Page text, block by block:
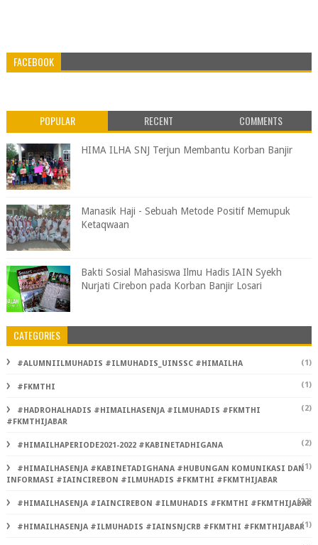
FACEBOOK
POPULAR RECENT COMMENTS
HIMA ILHA SNJ Terjun Membantu Korban Banjir
Manasik Haji - Sebuah Metode Positif Memupuk
Ketaqwaan
Bakti Sosial Mahasiswa Ilmu Hadis IAIN Syekh
Nurjati Cirebon pada Korban Banjir Losari
CATEGORIES
#ALUMNIILMUHADIS #ILMUHADIS_UINSSC #HIMAILHA (1)
#FKMTHI (1)
#HADROHALHADIS #HIMAILHASENJA #ILMUHADIS #FKMTHI
#FKMTHIJABAR
(2)
#HIMAILHAPERIODE2021-2022 #KABINETADHIGANA (2)
#HIMAILHASENJA #KABINETADIGHANA #HUBUNGAN KOMUNIKASI DAN
INFORMASI #IAINCIREBON #ILMUHADIS #FKMTHI #FKMTHIJABAR
(1)
#HIMAILHASENJA #IAINCIREBON #ILMUHADIS #FKMTHI #FKMTHIJABAR
(22)
#HIMAILHASENJA #ILMUHADIS #IAINSNJCRB #FKMTHI #FKMTHIJABAR(1)